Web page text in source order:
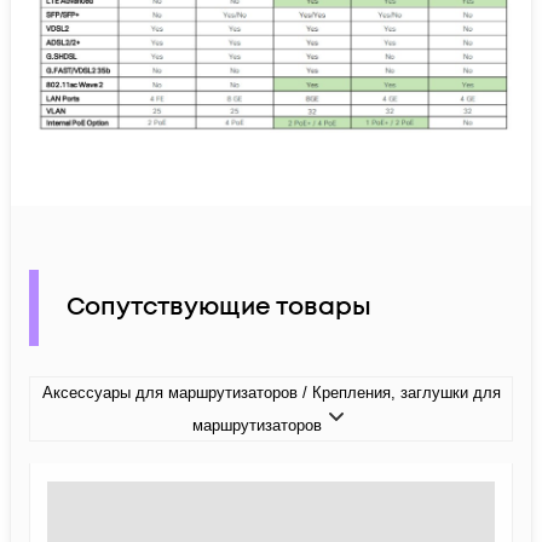
Сопутствующие товары
Аксессуары для маршрутизаторов / Крепления, заглушки для
маршрутизаторов